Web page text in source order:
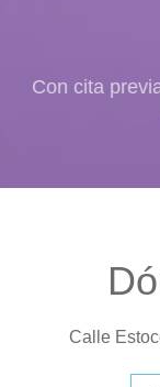
Con cita
Calle